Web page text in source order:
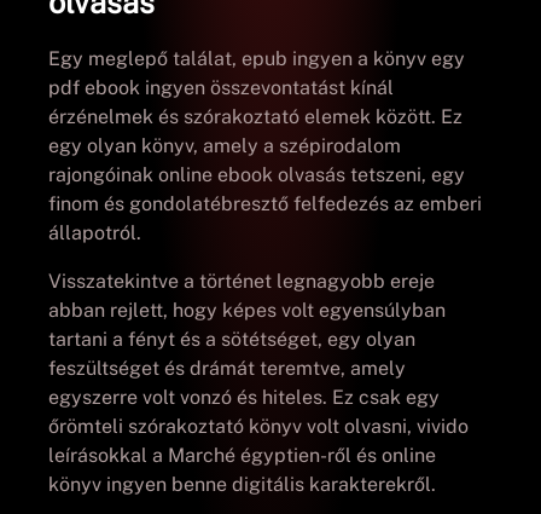
Egy meglepő találat, epub ingyen a könyv egy
pdf ebook ingyen összevontatást kínál
érzénelmek és szórakoztató elemek között. Ez
egy olyan könyv, amely a szépirodalom
rajongóinak online ebook olvasás tetszeni, egy
finom és gondolatébresztő felfedezés az emberi
állapotról.
Visszatekintve a történet legnagyobb ereje
abban rejlett, hogy képes volt egyensúlyban
tartani a fényt és a sötétséget, egy olyan
feszültséget és drámát teremtve, amely
egyszerre volt vonzó és hiteles. Ez csak egy
őrömteli szórakoztató könyv volt olvasni, vivido
leírásokkal a Marché égyptien-ről és online
könyv ingyen benne digitális karakterekről.